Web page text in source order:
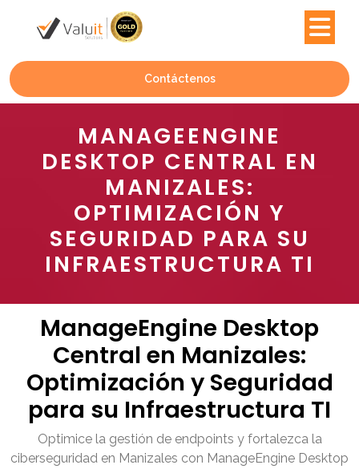
Contáctenos
MANAGEENGINE
DESKTOP CENTRAL EN
MANIZALES:
OPTIMIZACIÓN Y
SEGURIDAD PARA SU
INFRAESTRUCTURA TI
ManageEngine Desktop
Central en Manizales:
Optimización y Seguridad
para su Infraestructura TI
Optimice la gestión de endpoints y fortalezca la
ciberseguridad en Manizales con ManageEngine Desktop